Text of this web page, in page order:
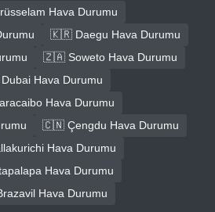
Hava Durumu
🇰🇷 Daegu Hava Durumu
🇿🇦 Soweto Hava Durumu
Hava Durumu
Hava Durumu
🇨🇳 Çengdu Hava Durumu
Hava Durumu
Hava Durumu
Hava Durumu